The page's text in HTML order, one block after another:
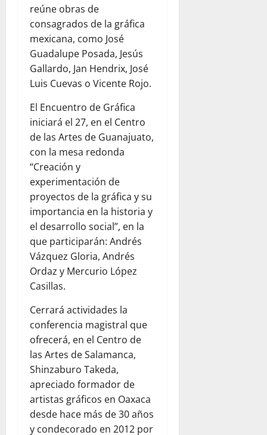
reúne obras de
consagrados de la gráfica
mexicana, como José
Guadalupe Posada, Jesús
Gallardo, Jan Hendrix, José
Luis Cuevas o Vicente Rojo.
El Encuentro de Gráfica
iniciará el 27, en el Centro
de las Artes de Guanajuato,
con la mesa redonda
“Creación y
experimentación de
proyectos de la gráfica y su
importancia en la historia y
el desarrollo social”, en la
que participarán: Andrés
Vázquez Gloria, Andrés
Ordaz y Mercurio López
Casillas.
Cerrará actividades la
conferencia magistral que
ofrecerá, en el Centro de
las Artes de Salamanca,
Shinzaburo Takeda,
apreciado formador de
artistas gráficos en Oaxaca
desde hace más de 30 años
y condecorado en 2012 por